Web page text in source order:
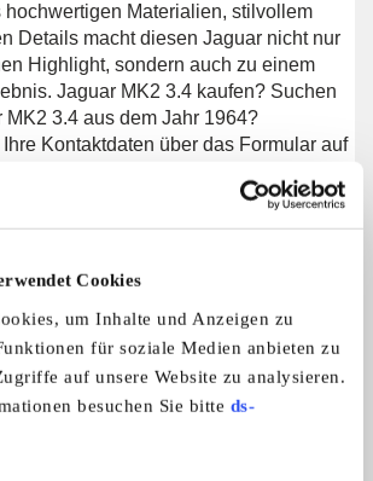
Cookies
um Inhalte und Anzeigen zu
für soziale Medien anbieten zu
auf unsere Website zu analysieren.
besuchen Sie bitte ds-
hochwertigen Materialien, stilvollem
Details macht diesen Jaguar nicht nur
Highlight, sondern auch zu einem
Jaguar MK2 3.4 kaufen? Suchen
MK2 3.4 aus dem Jahr 1964?
Kontaktdaten über das Formular auf
beantwortet gerne all Ihre
sogar ein persönliches Shop-Video
mit Tüv, H-Kennzeichen und
Auch können Sie das Fahrzeug bei
finanzieren.